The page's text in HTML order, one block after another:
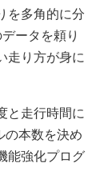
を多角的に分
ータを頼り
走り方が身に
と走行時間に
の本数を決め
能強化プログ